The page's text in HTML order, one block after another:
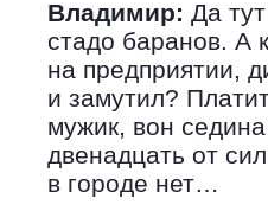
Владимир: Да
стадо баранов. А
на предприятии,
и замутил?
мужик, вон
двенадцать от
в городе нет…